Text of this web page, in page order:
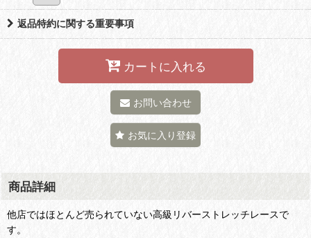
返品特約に関する重要事項
カートに入れる
お問い合わせ
お気に入り登録
商品詳細
他店ではほとんど売られていない高級リバーストレッチレースで
す。